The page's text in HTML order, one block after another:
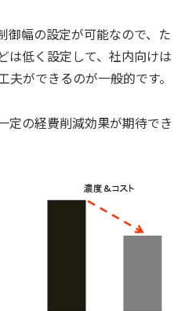
御幅の設定が可能なので、た
は低く設定して、社内向けは
ができるのが一般的です。
定の経費削減効果が期待でき